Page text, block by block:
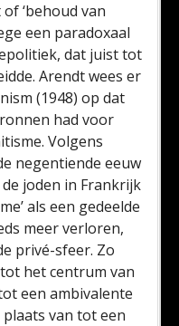
‘behoud van
een paradoxaal
dat juist tot
Arendt wees er
(1948) op dat
had voor
Volgens
negentiende eeuw
joden in Frankrijk
als een gedeelde
meer verloren,
privé-sfeer. Zo
het centrum van
een ambivalente
van tot een